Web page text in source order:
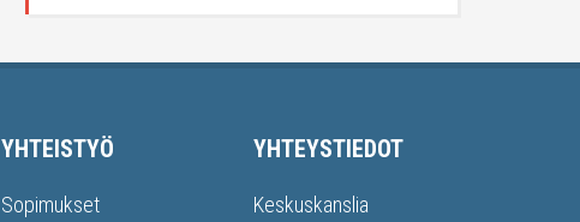
YHTEISTYÖ
Sopimukset
YHTEYSTIEDOT
Keskuskanslia